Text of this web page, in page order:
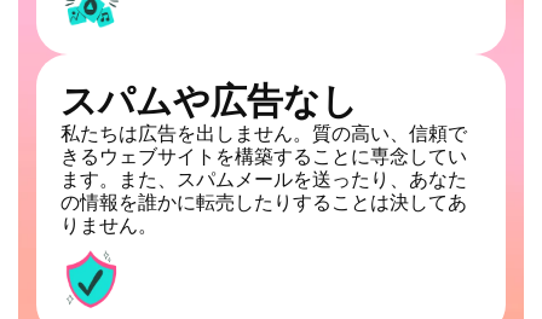
スパムや広告なし
私たちは広告を出しません。質の高い、信頼で
きるウェブサイトを構築することに専念してい
ます。また、スパムメールを送ったり、あなた
の情報を誰かに転売したりすることは決してあ
りません。